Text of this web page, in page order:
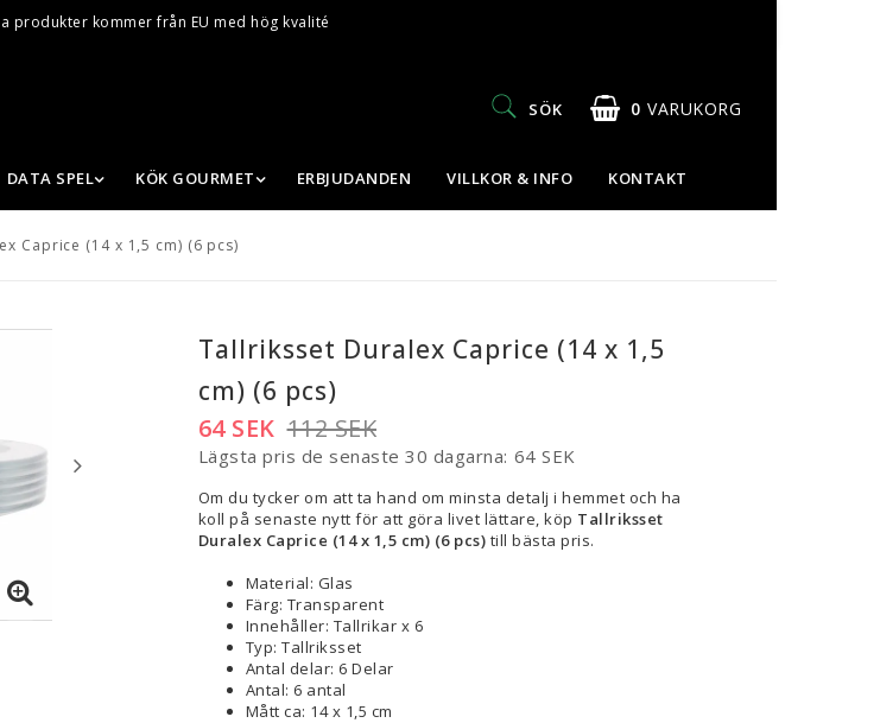
produkter kommer från EU med hög kvalité
0 VARUKORG
SÖK
DATA SPEL KÖK GOURMET ERBJUDANDEN VILLKOR & INFO KONTAKT
Caprice (14 x 1,5 cm) (6 pcs)
Tallriksset Duralex Caprice (14 x 1,5
cm) (6 pcs)
112 SEK
64 SEK
Lägsta pris de senaste 30 dagarna 64 SEK
Om du tycker om att ta hand om minsta detalj i hemmet och ha
koll på senaste nytt för att göra livet lättare, köp Tallriksset
Duralex Caprice (14 x 1,5 cm) (6 pcs) till bästa pris.
Material: Glas
Färg: Transparent
Innehåller: Tallrikar x 6
Typ: Tallriksset
Antal delar: 6 Delar
Antal: 6 antal
Mått ca: 14 x 1,5 cm